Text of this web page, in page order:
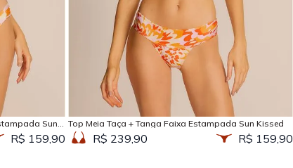
Sun
R$ 159,90
Adicionar na sacola
Top Meia Taça + Tanga Faixa Estampada Sun Kissed
R$ 239,90 R$ 159,90